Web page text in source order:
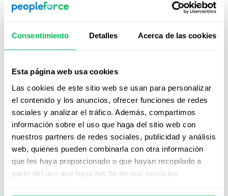
Consentimiento Detalles Acerca de las cookies
Esta página web usa cookies
Las cookies de este sitio web se usan para personalizar
el contenido y los anuncios, ofrecer funciones de redes
sociales y analizar el tráfico. Además, compartimos
información sobre el uso que haga del sitio web con
nuestros partners de redes sociales, publicidad y análisis
web, quienes pueden combinarla con otra información
que les haya proporcionado o que hayan recopilado a
partir del uso que haya hecho de sus servicios.
Terminar el empleo
Ampliar el período de prueba
ley.
La información sobre los próximos pasos debe
comunicarse de manera clara y comprensible, y quedar
documentada por escrito, especialmente en casos de
extensión o terminación.